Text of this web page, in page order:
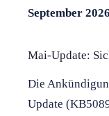
September 2026
Mai-Update:
Die
Update